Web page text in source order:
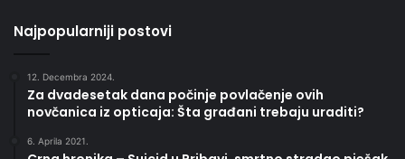
Najpopularniji postovi
12. Decembra 2024.
Za dvadesetak dana počinje povlačenje ovih
novčanica iz opticaja: Šta građani trebaju uraditi?
6. Aprila 2021.